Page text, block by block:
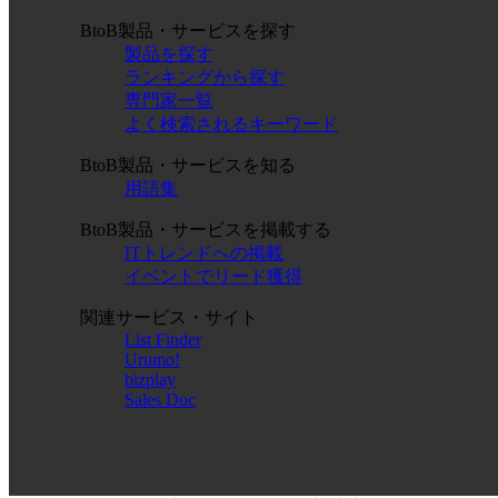
BtoB製品・サービスを探す
製品を探す
ランキングから探す
専門家一覧
よく検索されるキーワード
BtoB製品・サービスを知る
用語集
BtoB製品・サービスを掲載する
ITトレンドへの掲載
イベントでリード獲得
関連サービス・サイト
List Finder
Urumo!
bizplay
Sales Doc